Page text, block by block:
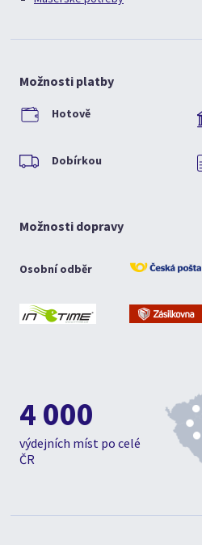
Možnosti platby
Hotově
Dobírkou
Možnosti dopravy
Osobní odběr
4 000
výdejních míst po celé
ČR